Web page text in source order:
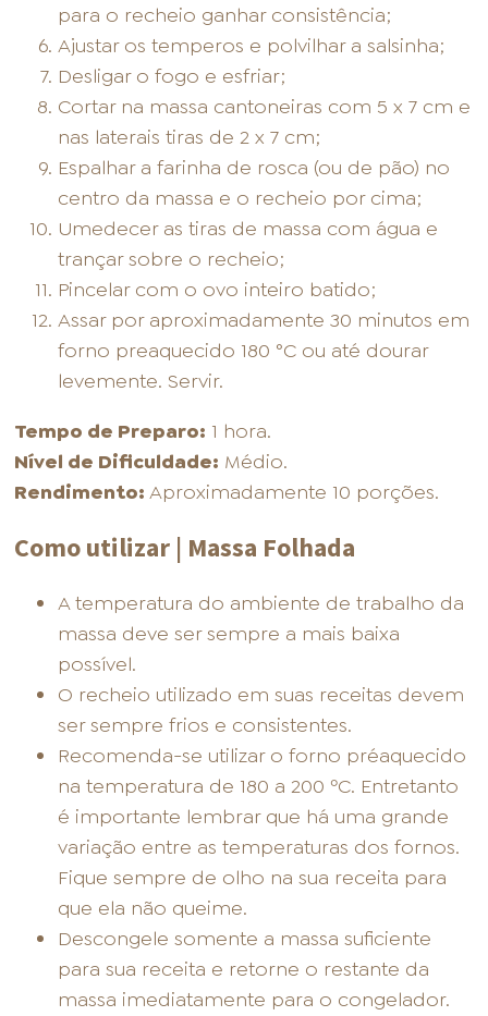
para o recheio ganhar consistência;
Ajustar os temperos e polvilhar a salsinha;
Desligar o fogo e esfriar;
Cortar na massa cantoneiras com 5 x 7 cm e
nas laterais tiras de 2 x 7 cm;
Espalhar a farinha de rosca (ou de pão) no
centro da massa e o recheio por cima;
Umedecer as tiras de massa com água e
trançar sobre o recheio;
Pincelar com o ovo inteiro batido;
Assar por aproximadamente 30 minutos em
forno preaquecido 180 °C ou até dourar
levemente. Servir.
Tempo de Preparo: 1 hora.
Nível de Dificuldade: Médio.
Rendimento: Aproximadamente 10 porções.
Como utilizar | Massa Folhada
A temperatura do ambiente de trabalho da
massa deve ser sempre a mais baixa
possível.
O recheio utilizado em suas receitas devem
ser sempre frios e consistentes.
Recomenda-se utilizar o forno préaquecido
na temperatura de 180 a 200 ºC. Entretanto
é importante lembrar que há uma grande
variação entre as temperaturas dos fornos.
Fique sempre de olho na sua receita para
que ela não queime.
Descongele somente a massa suficiente
para sua receita e retorne o restante da
massa imediatamente para o congelador.